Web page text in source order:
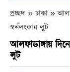
প্রচ্ছদ » ঢাকা »
স্বর্নলংকার লুট
আলফাডাঙ্গায়
লুট